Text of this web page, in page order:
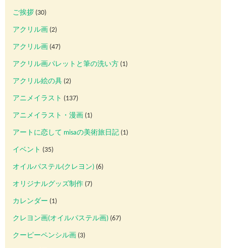
ご挨拶 (30)
アクリル画 (2)
アクリル画 (47)
アクリル画パレットと筆の洗い方 (1)
アクリル絵の具 (2)
アニメイラスト (137)
アニメイラスト・漫画 (1)
アートに恋して misaの美術旅日記 (1)
イベント (35)
オイルパステル(クレヨン) (6)
オリジナルグッズ制作 (7)
カレンダー (1)
クレヨン画(オイルパステル画) (67)
クーピーペンシル画 (3)